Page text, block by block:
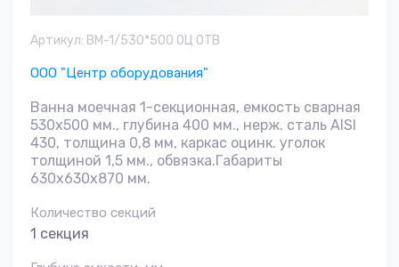
Артикул: ВМ-1/530*500 ОЦ ОТВ
ООО "Центр оборудования"
Ванна моечная 1-секционная, емкость сварная
530х500 мм., глубина 400 мм., нерж. сталь AISI
430, толщина 0,8 мм, каркас оцинк. уголок
толщиной 1,5 мм., обвязка.Габариты
630х630х870 мм.
Количество секций
1 секция